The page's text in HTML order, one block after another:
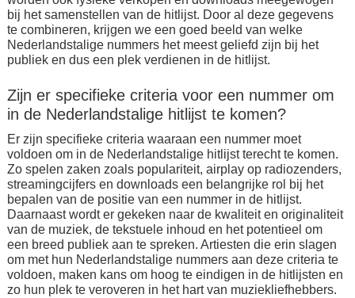
bij het samenstellen van de hitlijst. Door al deze gegevens
te combineren, krijgen we een goed beeld van welke
Nederlandstalige nummers het meest geliefd zijn bij het
publiek en dus een plek verdienen in de hitlijst.
Zijn er specifieke criteria voor een nummer om
in de Nederlandstalige hitlijst te komen?
Er zijn specifieke criteria waaraan een nummer moet
voldoen om in de Nederlandstalige hitlijst terecht te komen.
Zo spelen zaken zoals populariteit, airplay op radiozenders,
streamingcijfers en downloads een belangrijke rol bij het
bepalen van de positie van een nummer in de hitlijst.
Daarnaast wordt er gekeken naar de kwaliteit en originaliteit
van de muziek, de tekstuele inhoud en het potentieel om
een breed publiek aan te spreken. Artiesten die erin slagen
om met hun Nederlandstalige nummers aan deze criteria te
voldoen, maken kans om hoog te eindigen in de hitlijsten en
zo hun plek te veroveren in het hart van muziekliefhebbers.